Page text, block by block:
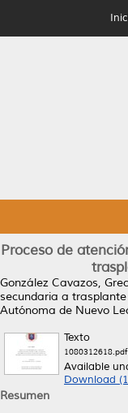
Proceso de
González Cavazos,
secundaria a
Autónoma de Nuevo
Texto
1080312618.pdf
Available
Download
Resumen